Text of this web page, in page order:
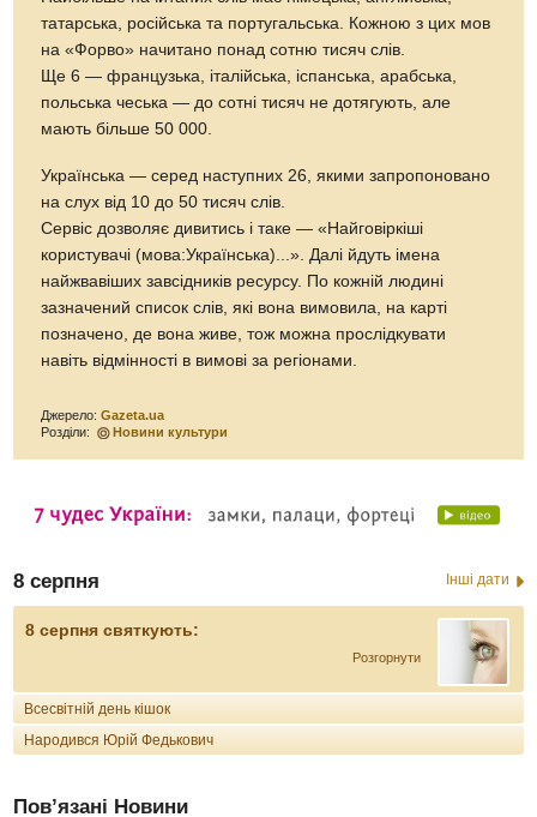
татарська, російська та португальська. Кожною з цих мов
на «Форво» начитано понад сотню тисяч слів.
Ще 6 — французька, італійська, іспанська, арабська,
польська чеська — до сотні тисяч не дотягують, але
мають більше 50 000.
Українська — серед наступних 26, якими запропоновано
на слух від 10 до 50 тисяч слів.
Сервіс дозволяє дивитись і таке — «Найговіркіші
користувачі (мова:Українська)...». Далі йдуть імена
найжвавіших завсідників ресурсу. По кожній людині
зазначений список слів, які вона вимовила, на карті
позначено, де вона живе, тож можна прослідкувати
навіть відмінності в вимові за регіонами.
Джерело:Gazeta.ua
Розділи:
Новини культури
8 серпня Інші дати
8 серпня святкують:
Розгорнути
Всесвітній день кішок
Народився Юрій Федькович
Пов’язані Новини